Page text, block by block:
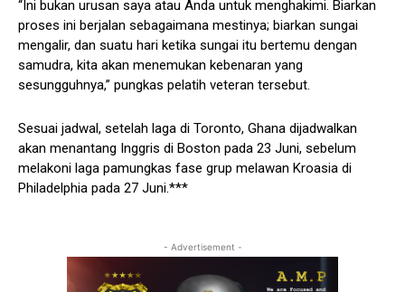
“Ini bukan urusan saya atau Anda untuk menghakimi. Biarkan
proses ini berjalan sebagaimana mestinya; biarkan sungai
mengalir, dan suatu hari ketika sungai itu bertemu dengan
samudra, kita akan menemukan kebenaran yang
sesungguhnya,” pungkas pelatih veteran tersebut.
Sesuai jadwal, setelah laga di Toronto, Ghana dijadwalkan
akan menantang Inggris di Boston pada 23 Juni, sebelum
melakoni laga pamungkas fase grup melawan Kroasia di
Philadelphia pada 27 Juni.***
- Advertisement -